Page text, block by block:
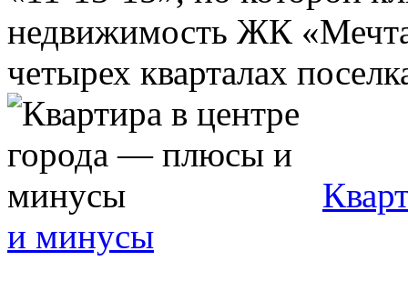
недвижимость ЖК
четырех кварталах
и минусы